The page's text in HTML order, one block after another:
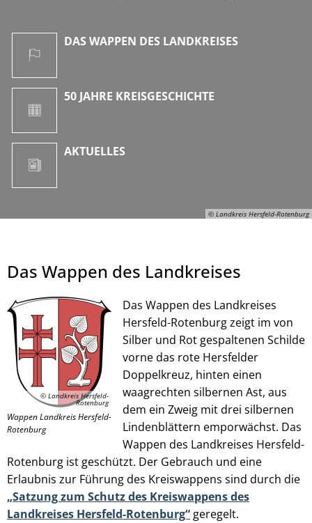
© Landkreis Hersfeld-Rotenburg
© Landkreis Hersfeld-Rotenburg
DAS WAPPEN DES LANDKREISES
50 JAHRE KREISGESCHICHTE
AKTUELLES
Das Wappen des Landkreises
© Landkreis Hersfeld-
Rotenburg
Wappen Landkreis Hersfeld-
Rotenburg
Das Wappen des Landkreises
Hersfeld-Rotenburg zeigt im von
Silber und Rot gespaltenen Schilde
vorne das rote Hersfelder
Doppelkreuz, hinten einen
waagrechten silbernen Ast, aus
dem ein Zweig mit drei silbernen
Lindenblättern emporwächst. Das
Wappen des Landkreises Hersfeld-
Rotenburg ist geschützt. Der Gebrauch und eine
Erlaubnis zur Führung des Kreiswappens sind durch die
„Satzung zum Schutz des Kreiswappens des
Landkreises Hersfeld-Rotenburg“ geregelt.